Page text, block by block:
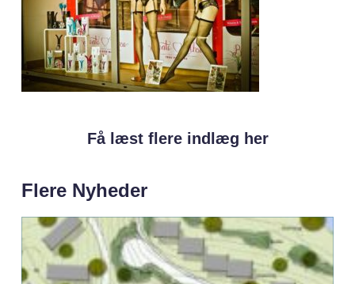
Få læst flere indlæg her
Flere Nyheder